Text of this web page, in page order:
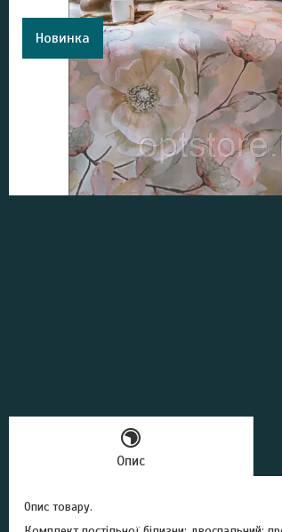
Новинка
Опис
Опис товару.